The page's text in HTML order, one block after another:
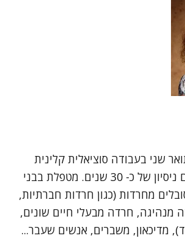
שני בעבודה סוציאלית קלינית
ופסיכותרפיסטית עם ניסיון של כ- 30 שנים. מטפלת בבני
מחרדות (כגון חרדות חברתיות,
מנהיגה, חרדה מבעלי חיים שונים,
מדיכאון, משברים, אנשים שעבר...